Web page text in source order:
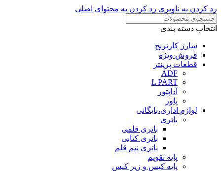
رد کردن به ناوبری رد کردن به محتوای اصلی
انتخاب دسته بندی
شارژ کارتریج
فروش ویژه
قطعات پرینتر
ADF
L PART
آداپتور
پاور
لوازم اداری،بایگانی
باتری
باتری قلمی
باتری کتابی
باتری نیم قلم
پایه تقویم
پایه کیس و زیر کیس